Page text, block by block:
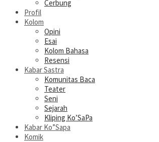
Cerbung
Profil
Kolom
Opini
Esai
Kolom Bahasa
Resensi
Kabar Sastra
Komunitas Baca
Teater
Seni
Sejarah
Kliping Ko’SaPa
Kabar Ko”Sapa
Komik